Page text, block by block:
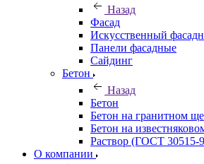
Назад
Фасад
Искусственный
Панели фасадные
Сайдинг
Бетон
Назад
Бетон
Бетон на гранитном
Бетон на
Раствор (ГОСТ 30515-
О компании